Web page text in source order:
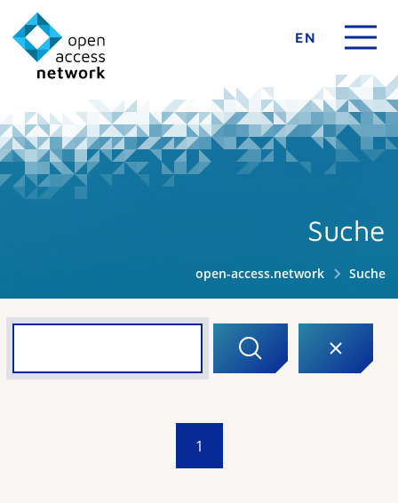
EN
Suche
open-access.network Suche
1